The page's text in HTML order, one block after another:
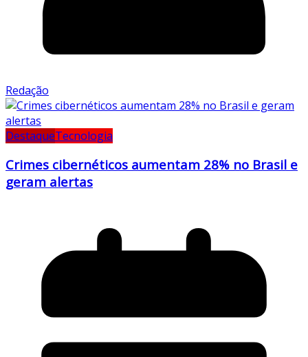
Redação
DestaqueTecnologia
Crimes cibernéticos aumentam 28% no Brasil e
geram alertas